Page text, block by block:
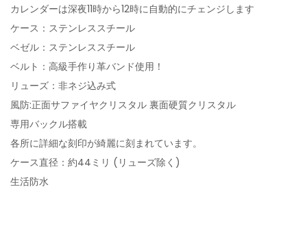
カレンダーは深夜11時から12時に自動的にチェンジします
ケース：ステンレススチール
ベゼル：ステンレススチール
ベルト：高級手作り革バンド使用！
リューズ：非ネジ込み式
風防:正面サファイヤクリスタル 裏面硬質クリスタル
専用バックル搭載
各所に詳細な刻印が綺麗に刻まれています。
ケース直径：約44ミリ (リューズ除く)
生活防水